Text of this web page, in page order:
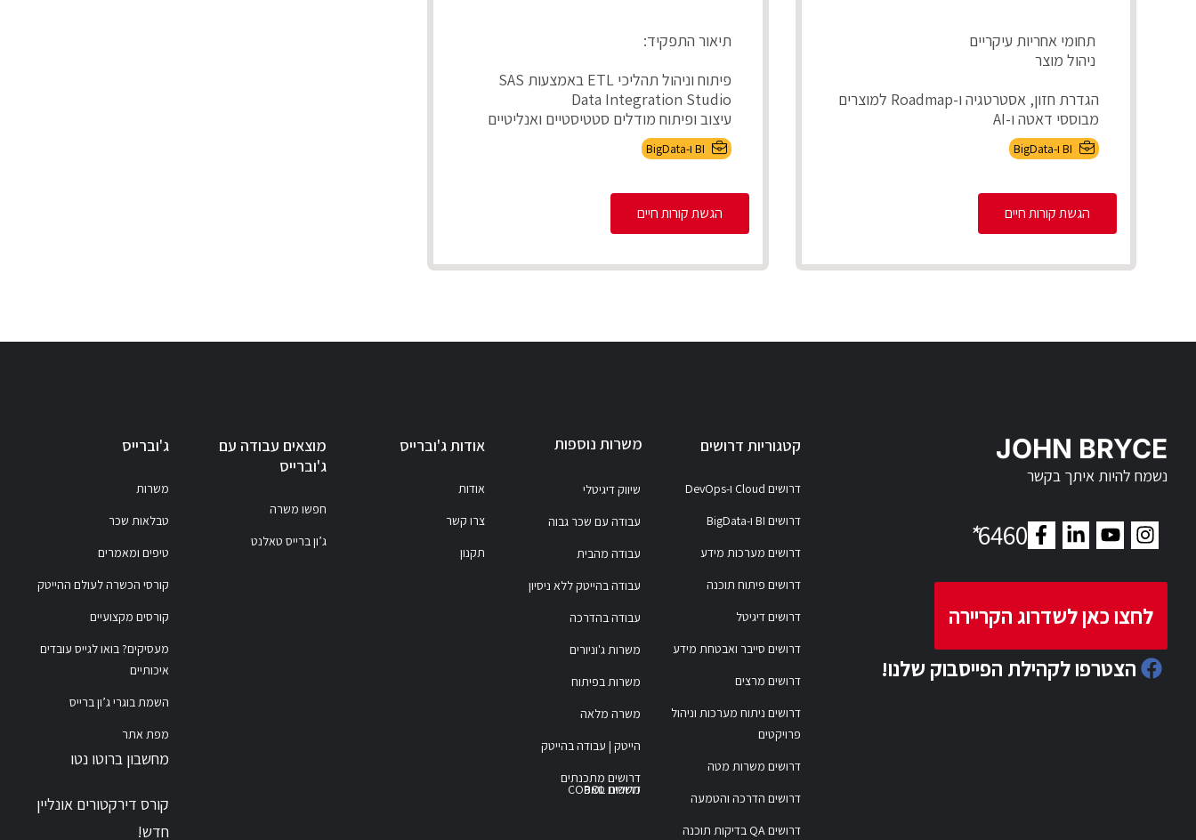
תחומי אחריות עיקריים
ניהול מוצר
הגדרת חזון, אסטרטגיה ו-Roadmap למוצרים
מבוססי דאטה ו-AI
אפיון צרכים עסקיים ותרגומם לדרישות מוצר
מדיד...
BI ו-BigData
הגשת קורות חיים
תיאור התפקיד:
פיתוח וניהול תהליכי ETL באמצעות SAS
Data Integration Studio
עיצוב ופיתוח מודלים סטטיסטיים ואנליטיים
בSAS
ניהול ותחזוקת ...
BI ו-BigData
הגשת קורות חיים
JOHN BRYCE
נשמח להיות איתך בקשר
6460
*
לחצו כאן לשדרוג הקריירה
הצטרפו לקהילת הפייסבוק שלנו!
קטגוריות דרושים
דרושים Cloud ו-DevOps
דרושים BI ו-BigData
דרושים מערכות מידע
דרושים פיתוח תוכנה
דרושים דיגיטל
דרושים סייבר ואבטחת מידע
דרושים מרצים
דרושים ניתוח מערכות וניהול
פרויקטים
דרושים משרות מטה
דרושים הדרכה והטמעה
דרושים QA בדיקות תוכנה
משרות נוספות
שיווק דיגיטלי
עבודה עם שכר גבוה
עבודה מהבית
עבודה בהייטק ללא ניסיון
עבודה בהדרכה
משרות ג'וניורים
משרות בפיתוח
משרה מלאה
הייטק | עבודה בהייטק
דרושים מתכנתים
דרושים סאפ
משרות COBOL
אודות ג'וברייס
אודות
צרו קשר
תקנון
מוצאים עבודה עם
ג'וברייס
חפשו משרה
ג’ון ברייס טאלנט
ג'וברייס
משרות
טבלאות שכר
טיפים ומאמרים
קורסי הכשרה לעולם ההייטק
קורסים מקצועיים
מעסיקים? בואו לגייס עובדים
איכותיים
השמת בוגרי ג’ון ברייס
מפת אתר
מחשבון ברוטו נטו
קורס דירקטורים אונליין
חדש!